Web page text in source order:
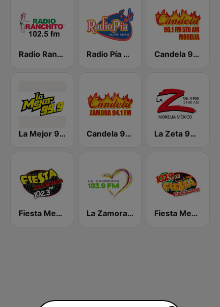
Radio Ranchito Radio Pía 92.7 FM Candela 90.1 - Morelia
La Mejor 99.9 FM Candela 94.1 Zamora La Zeta 96.3 FM
Fiesta Mexicana León La Zamorana 103.9 FM Fiesta Mexicana 102.9 FM